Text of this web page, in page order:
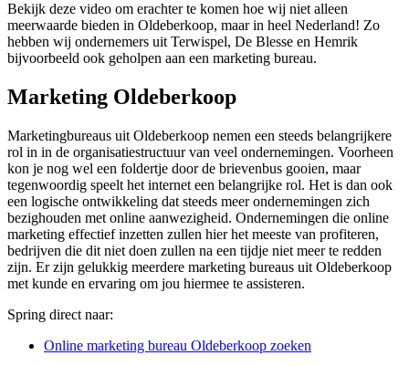
Bekijk deze video om erachter te komen hoe wij niet alleen
meerwaarde bieden in Oldeberkoop, maar in heel Nederland! Zo
hebben wij ondernemers uit Terwispel, De Blesse en Hemrik
bijvoorbeeld ook geholpen aan een marketing bureau.
Marketing Oldeberkoop
Marketingbureaus uit Oldeberkoop nemen een steeds belangrijkere
rol in in de organisatiestructuur van veel ondernemingen. Voorheen
kon je nog wel een foldertje door de brievenbus gooien, maar
tegenwoordig speelt het internet een belangrijke rol. Het is dan ook
een logische ontwikkeling dat steeds meer ondernemingen zich
bezighouden met online aanwezigheid. Ondernemingen die online
marketing effectief inzetten zullen hier het meeste van profiteren,
bedrijven die dit niet doen zullen na een tijdje niet meer te redden
zijn. Er zijn gelukkig meerdere marketing bureaus uit Oldeberkoop
met kunde en ervaring om jou hiermee te assisteren.
Spring direct naar:
Online marketing bureau Oldeberkoop zoeken